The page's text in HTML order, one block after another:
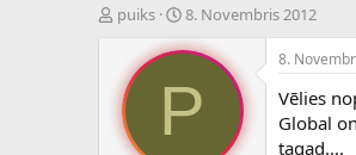
P
e
d
e
puiks
S
k
m
a
8. Novembris 2012
P
8.
Vēlies
Global
tagad....